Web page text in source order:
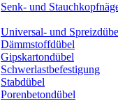
Senk- und
Universal- und
Dämmstoffdübel
Gipskartondübel
Schwerlastbefestigung
Stabdübel
Porenbetondübel